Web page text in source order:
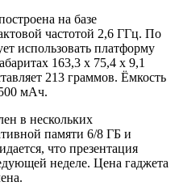
на базе
частотой 2,6 ГГц. По
использовать платформу
163,3 х 75,4 х 9,1
213 граммов. Ёмкость
мАч.
в нескольких
памяти 6/8 ГБ и
что презентация
неделе. Цена гаджета